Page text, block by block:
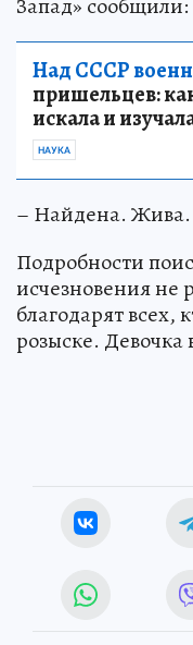
Запад» сообщили:
Над СССР
пришельцев:
искала и
НАУКА
– Найдена. Жива.
Подробности
исчезновения не
благодарят всех,
розыске. Девочка